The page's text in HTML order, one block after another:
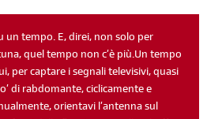
un tempo. E, direi, non solo per
quel tempo non c’è più.Un tempo
per captare i segnali televisivi, quasi
di rabdomante, ciclicamente e
orientavi l’antenna sul